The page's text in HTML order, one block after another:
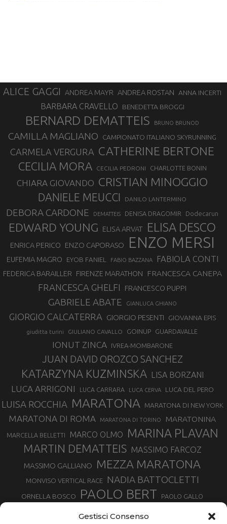
Gestisci Consenso
ALICE GAGGI ANDREA MAYR ANDREA ROSTAN ANNA INCERTI
BARBARA CRAVELLO BENEDETTA BROGGI
BERNARD DEMATTEIS BRUNO BRUNOD
CAMILLA MAGLIANO CAMPIONATO ITALIANO SKYRUNNING
CARMELA VERGURA CATHERINE BERTONE
CECILIA MORA CECILIA PEDRONI CHARLOTTE BONIN
CHIARA GIOVANDO CRISTIAN MINOGGIO
DANIELE MEUCCI DANILO LANTERMINO
DEBORA CARDONE DEMATTEIS DENISA DRAGOMIR Dodecarun
EDWARD YOUNG ELISA ARVAT ELISA DESCO
ENRICA PERICO ENZO CAPORASO ENZO MERSI
EUFEMIA MAGRO EYOB FANIEL FABIO BAZZANA FABIOLA CONTI
FEDERICA BARAILLER FIRENZE MARATHON FRANCESCA CANEPA
FRANCESCA GHELFI FRANCESCO PUPPI
GABRIELE ABATE GIANLUCA GHIANO
GIORGIO CALCATERRA GIORGIO PESENTI GIOVANNA EPIS
giuditta turini GIULIANO CAVALLO GOINUP GUARDAVALLE
IONUT ZINCA IVREA-MOMBARONE
JUAN DAVID OROZCO SANCHEZ
KATARZYNA KUZMINSKA LISA BORZANI
LUCA ARRIGONI LUCA CARRARA LUCA CERVA LUCA DEL PERO
LUISA ROCCHIA MARATONA MARATONA DI NEW YORK
MARATONA DI ROMA MARATONA DI TORINO MARATONINA
MARCELLA BELLETTI MARCO OLMO MARINA PLAVAN
MARTIN DEMATTEIS MASSIMO FARCOZ
MASSIMO GALLIANO MEZZA MARATONA
MONVISO VERTICAL RACE NADIA BATTOCLETTI
ORNELLA BOSCO PAOLO BERT PAOLO GALLO